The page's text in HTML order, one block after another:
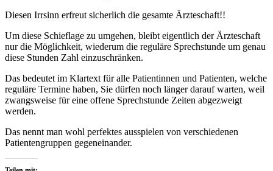
Diesen Irrsinn erfreut sicherlich die gesamte Ärzteschaft!!
Um diese Schieflage zu umgehen, bleibt eigentlich der Ärzteschaft
nur die Möglichkeit, wiederum die reguläre Sprechstunde um genau
diese Stunden Zahl einzuschränken.
Das bedeutet im Klartext für alle Patientinnen und Patienten, welche
reguläre Termine haben, Sie dürfen noch länger darauf warten, weil
zwangsweise für eine offene Sprechstunde Zeiten abgezweigt
werden.
Das nennt man wohl perfektes ausspielen von verschiedenen
Patientengruppen gegeneinander.